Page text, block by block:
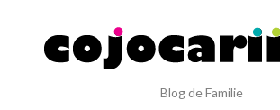
Blog de Familie